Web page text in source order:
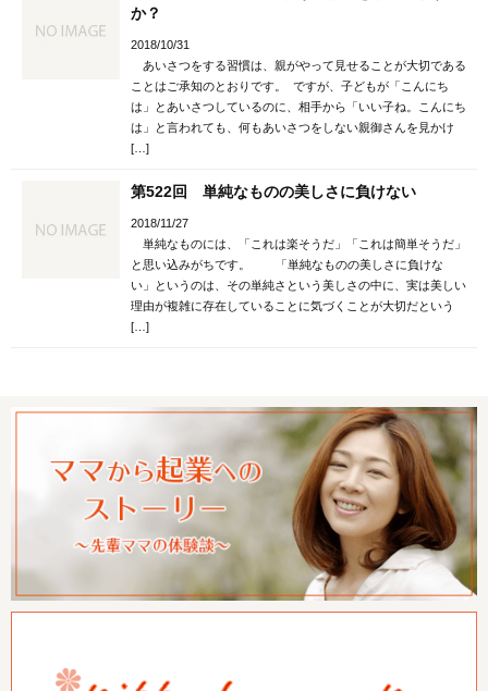
か？
2018/10/31
あいさつをする習慣は、親がやって見せることが大切である
ことはご承知のとおりです。 ですが、子どもが「こんにち
は」とあいさつしているのに、相手から「いい子ね。こんにち
は」と言われても、何もあいさつをしない親御さんを見かけ
[…]
第522回 単純なものの美しさに負けない
2018/11/27
単純なものには、「これは楽そうだ」「これは簡単そうだ」
と思い込みがちです。 「単純なものの美しさに負けな
い」というのは、その単純さという美しさの中に、実は美しい
理由が複雑に存在していることに気づくことが大切だという
[…]